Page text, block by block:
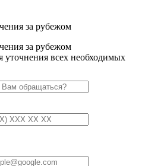
за рубежом
за рубежом
всех необходимых